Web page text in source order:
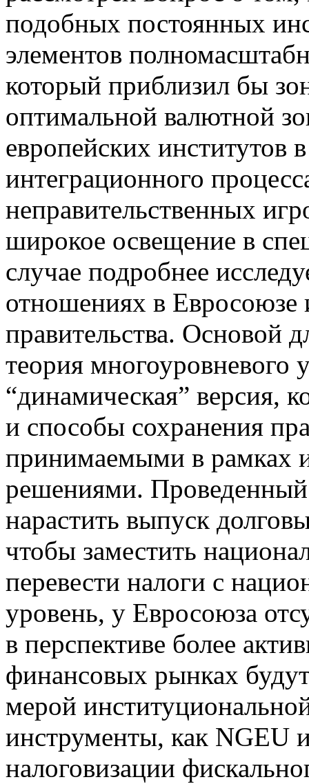
подобных постоянных
элементов
который приблизил бы
оптимальной валютной
европейских институтов
интеграционного
неправительственных
широкое освещение в
случае подробнее
отношениях в Евросоюзе
правительства. Основой
теория многоуровневого
“динамическая” версия,
и способы сохранения
принимаемыми в рамках
решениями. Проведенный
нарастить выпуск
чтобы заместить
перевести налоги с
уровень, у Евросоюза
в перспективе более
финансовых рынках
мерой
инструменты, как NGEU
налоговизации